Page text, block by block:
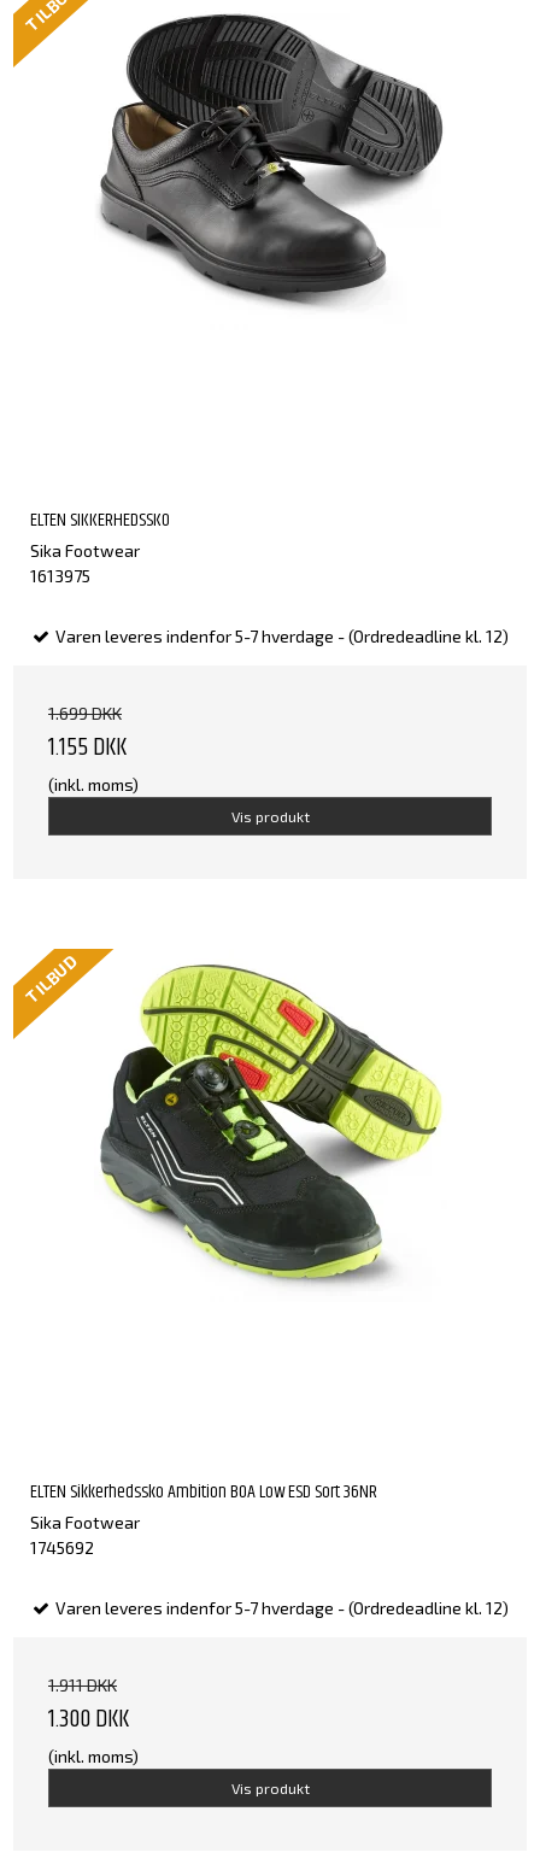
ELTEN SIKKERHEDSSKO
Sika Footwear
1613975
Varen leveres indenfor 5-7 hverdage - (Ordredeadline kl. 12)
1.699 DKK
1.155 DKK
(inkl. moms)
Vis produkt
TILBUD
ELTEN Sikkerhedssko Ambition BOA Low ESD Sort 36NR
Sika Footwear
1745692
Varen leveres indenfor 5-7 hverdage - (Ordredeadline kl. 12)
1.911 DKK
1.300 DKK
(inkl. moms)
Vis produkt